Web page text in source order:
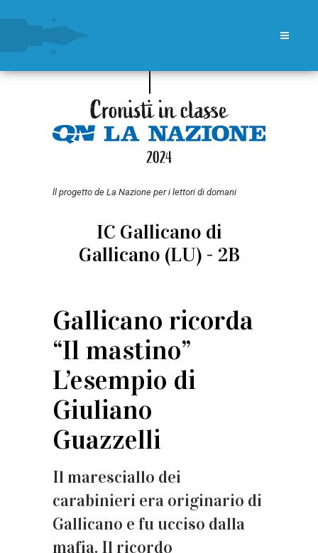
ll progetto de La Nazione per i lettori di domani
IC Gallicano di
Gallicano (LU) - 2B
Gallicano ricorda
“Il mastino”
L’esempio di
Giuliano
Guazzelli
Il maresciallo dei
carabinieri era originario di
Gallicano e fu ucciso dalla
mafia. Il ricordo